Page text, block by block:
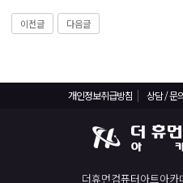
이전글 다음글
개인정보취급방침 상담 / 문
더휴먼컴퓨터아트아카
디지털컨버전스 자바(JAVA)개발자(전자정부
전기기능사(필기+실기) 자격증 취득과정